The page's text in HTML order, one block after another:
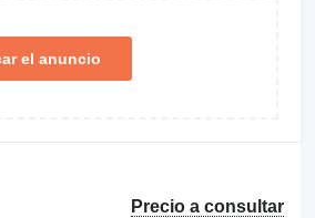
el anuncio
Precio a consultar